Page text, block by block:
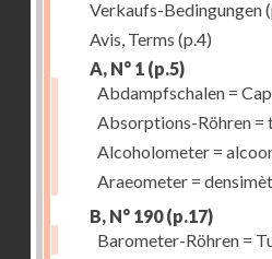
Verkaufs-Bedingungen
Avis, Terms (p.4)
A, N° 1 (p.5)
Abdampfschalen =
Absorptions-Röhren =
Alcoholometer =
Araeometer =
B, N° 190(p.17)
Barometer-Röhren =